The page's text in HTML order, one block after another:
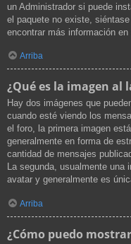
un Administrador si puede
el paquete no existe,
encontrar más información
Arriba
¿Qué es la imagen al
Hay dos imágenes que
cuando esté viendo los
el foro, la primera imagen
generalmente en forma de
cantidad de mensajes
La segunda, usualmente una
avatar y generalmente es
Arriba
¿Cómo puedo